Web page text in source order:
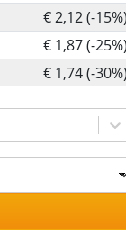
€ 2,12 (-
€ 1,87 (-
€ 1,74 (-